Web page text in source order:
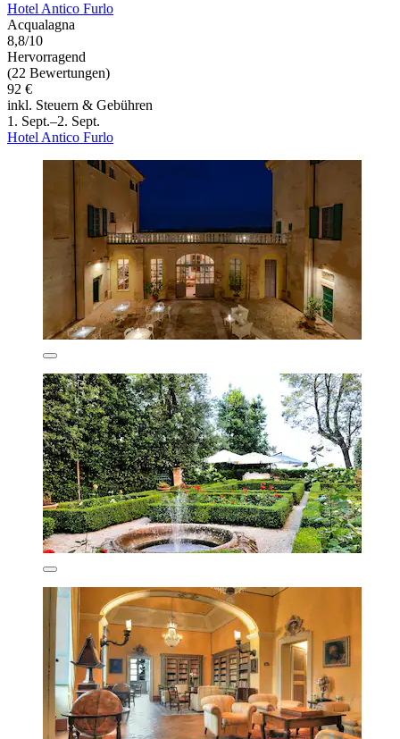
Hotel Antico Furlo
Acqualagna
8,8/10
Hervorragend
(22 Bewertungen)
92 €
inkl. Steuern & Gebühren
1. Sept.–2. Sept.
Hotel Antico Furlo